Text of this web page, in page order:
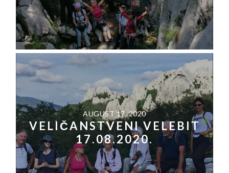
AUGUST 17, 2020
VELIČANSTVENI VELEBIT
17.08.2020.